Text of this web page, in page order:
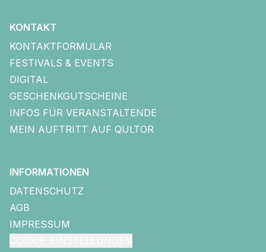
KONTAKT
KONTAKTFORMULAR
FESTIVALS & EVENTS
DIGITAL
GESCHENKGUTSCHEINE
INFOS FÜR VERANSTALTENDE
MEIN AUFTRITT AUF QULTOR
INFORMATIONEN
DATENSCHUTZ
AGB
IMPRESSUM